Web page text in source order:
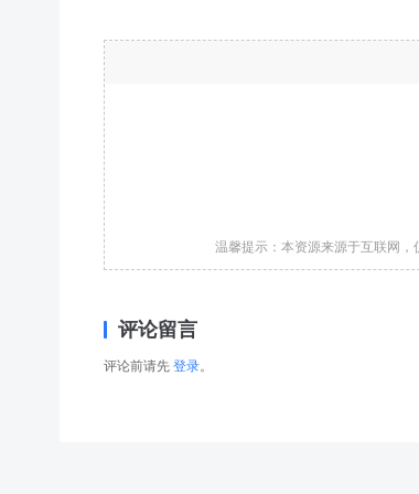
温馨提示：本资源来源于互联网
评论留言
评论前请先 登录。